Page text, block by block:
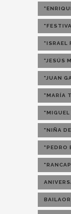
"ISRAEL
"JESÚS
"JUAN
"MARÍA
"MIGUEL
"NIÑA
"PEDRO
BAILAOR